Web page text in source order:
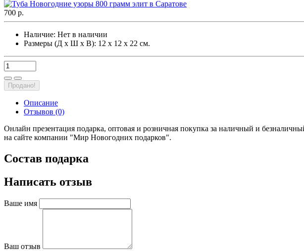
700 р.
Наличие: Нет в наличии
Размеры (Д х Ш х В): 12 х 12 х 22 см.
Продано!
Описание
Отзывов (0)
Онлайн презентация подарка, оптовая и розничная покупка за наличный и
на сайте компании "Мир Новогодних подарков".
Состав подарка
Написать отзыв
Ваше имя
Ваш отзыв